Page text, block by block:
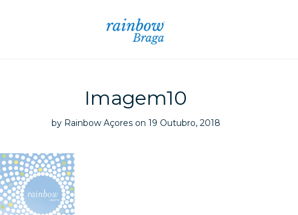
Imagem10
by Rainbow Açores on 19 Outubro, 2018